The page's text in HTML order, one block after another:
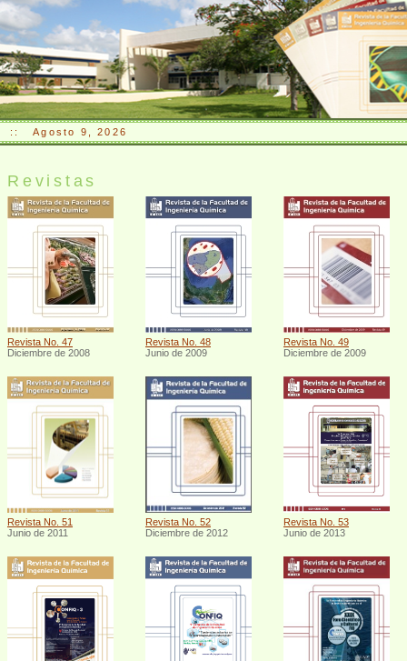
::Agosto 9, 2026
Revistas
Revista No. 47
Diciembre de 2008
Revista No. 48
Junio de 2009
Revista No. 49
Diciembre de 2009
Revista No. 51
Junio de 2011
Revista No. 52
Diciembre de 2012
Revista No. 53
Junio de 2013